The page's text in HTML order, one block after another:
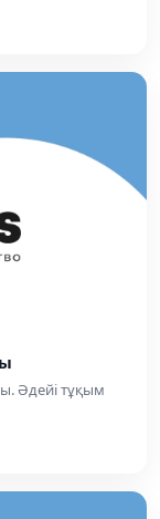
Әдейі тұқым